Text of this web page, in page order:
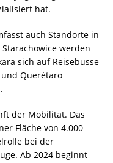
hat.
auch Standorte in
werden
sich auf Reisebusse
Querétaro
der Mobilität. Das
Fläche von 4.000
bei der
Ab 2024 beginnt